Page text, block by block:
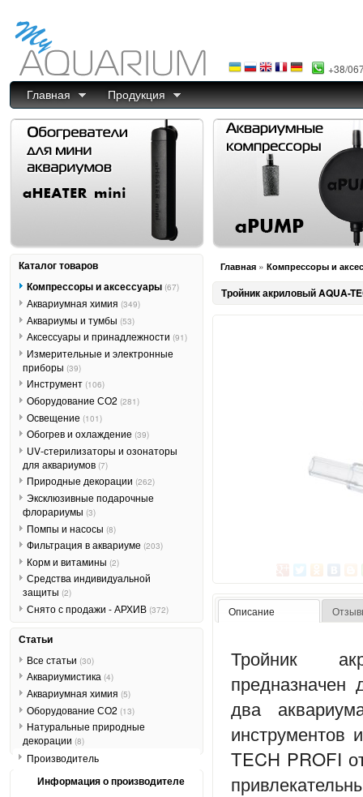
+38/
Главная Продукция
Главная » Компрессоры и
Тройник акриловый AQUA-
Описание
Тройник
предназначен
два
инструментов
TECH PROFI
Каталог товаров
Компрессоры и аксессуары (67)
Аквариумная химия (349)
Аквариумы и тумбы (53)
Аксессуары и принадлежности (91)
Измерительные и электронные
приборы (39)
Инструмент (106)
Оборудование СО2 (281)
Освещение (101)
Обогрев и охлаждение (39)
UV-стерилизаторы и озонаторы
для аквариумов (7)
Природные декорации (262)
Эксклюзивные подарочные
флорариумы (3)
Помпы и насосы (8)
Фильтрация в аквариуме (203)
Корм и витамины (2)
Средства индивидуальной
защиты (2)
Снято с продажи - АРХИВ (372)
Статьи
Все статьи (30)
Аквариумистика (4)
Аквариумная химия (5)
Оборудование СО2 (13)
Натуральные природные
декорации (8)
Производитель
Информация о производителе